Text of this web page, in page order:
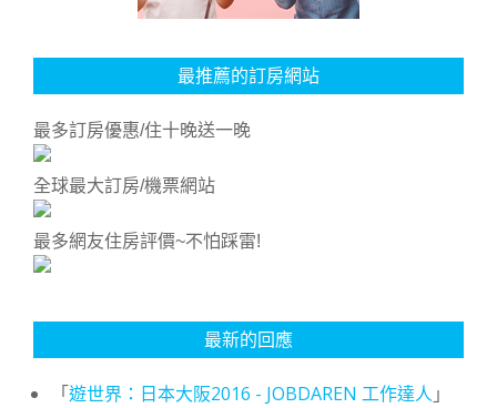
最推薦的訂房網站
最多訂房優惠/住十晚送一晚
全球最大訂房/機票網站
最多網友住房評價~不怕踩雷!
最新的回應
「遊世界：日本大阪2016 - JOBDAREN 工作達人 」